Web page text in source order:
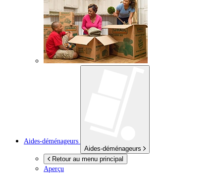
Aides-déménageurs
Aides-déménageurs
Retour au menu principal
Aperçu